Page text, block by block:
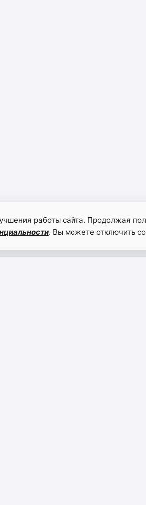
работы сайта. Продолжая
. Вы можете отключить